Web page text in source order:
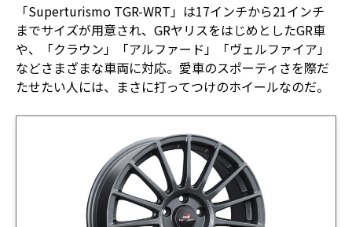
「Superturismo TGR-WRT」は17インチから21インチ
までサイズが用意され、GRヤリスをはじめとしたGR車
や、「クラウン」「アルファード」「ヴェルファイア」
などさまざまな車両に対応。愛車のスポーティさを際だ
たせたい人には、まさに打ってつけのホイールなのだ。